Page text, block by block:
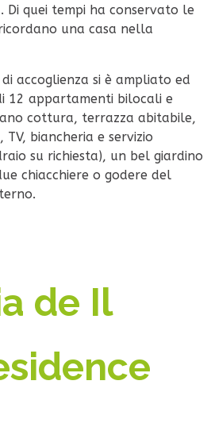
Di quei tempi ha conservato le
una casa nella
accoglienza si è ampliato ed
12 appartamenti bilocali e
cottura, terrazza abitabile,
biancheria e servizio
su richiesta), un bel giardino
chiacchiere o godere del
de Il